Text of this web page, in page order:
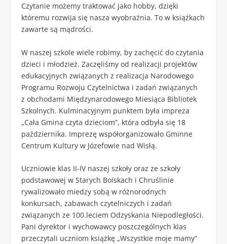
Czytanie możemy traktować jako hobby, dzięki
któremu rozwija się nasza wyobraźnia. To w książkach
zawarte są mądrości.
W naszej szkole wiele robimy, by zachęcić do czytania
dzieci i młodzież. Zaczęliśmy od realizacji projektów
edukacyjnych związanych z realizacja Narodowego
Programu Rozwoju Czytelnictwa i zadań związanych
z obchodami Międzynarodowego Miesiąca Bibliotek
Szkolnych. Kulminacyjnym punktem była impreza
„Cała Gmina czyta dzieciom”, która odbyła się 18
października. Imprezę współorganizowało Gminne
Centrum Kultury w Józefowie nad Wisłą.
Uczniowie klas II-IV naszej szkoły oraz ze szkoły
podstawowej w Starych Boiskach i Chruślinie
rywalizowało miedzy sobą w różnorodnych
konkursach, zabawach czytelniczych i zadań
związanych ze 100.leciem Odzyskania Niepodległości.
Pani dyrektor i wychowawcy poszczególnych klas
przeczytali uczniom książkę „Wszystkie moje mamy”